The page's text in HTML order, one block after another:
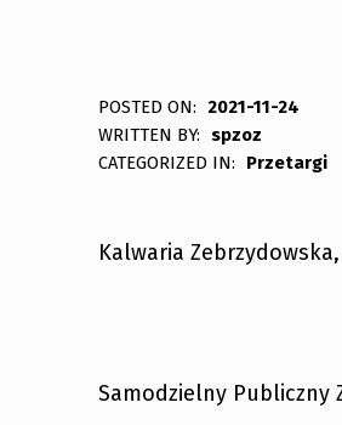
POSTED ON: 2021-11-24
WRITTEN BY: spzoz
CATEGORIZED IN:
Przetargi
Kalwaria
Samodzielny Publiczny